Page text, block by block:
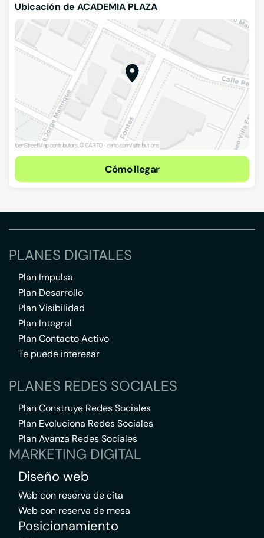
Ubicación de ACADEMIA PLAZA
Cómo llegar
PLANES DIGITALES
Plan Impulsa
Plan Desarrollo
Plan Visibilidad
Plan Integral
Plan Contacto Activo
Te puede interesar
PLANES REDES SOCIALES
Plan Construye Redes Sociales
Plan Evoluciona Redes Sociales
Plan Avanza Redes Sociales
MARKETING DIGITAL
Diseño web
Web con reserva de cita
Web con reserva de mesa
Posicionamiento